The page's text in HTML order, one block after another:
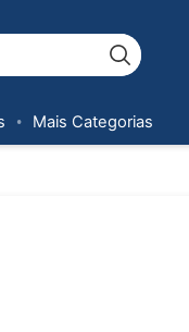
Mais Categorias